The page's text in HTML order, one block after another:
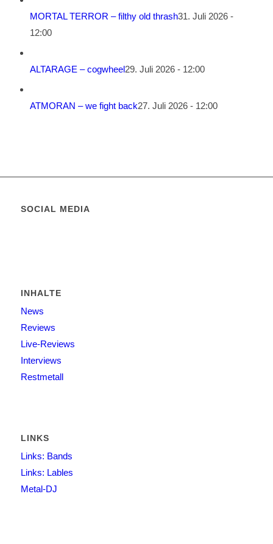
MORTAL TERROR – filthy old thrash31. Juli 2026 -
12:00
ALTARAGE – cogwheel29. Juli 2026 - 12:00
ATMORAN – we fight back27. Juli 2026 - 12:00
SOCIAL MEDIA
INHALTE
News
Reviews
Live-Reviews
Interviews
Restmetall
LINKS
Links: Bands
Links: Lables
Metal-DJ